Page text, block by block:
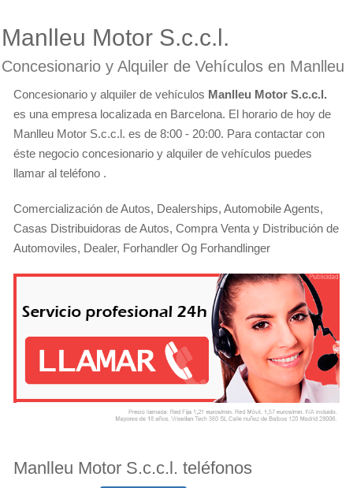
Manlleu Motor S.c.c.l.
Concesionario y Alquiler de Vehículos en Manlleu
Concesionario y alquiler de vehículos Manlleu Motor S.c.c.l.
es una empresa localizada en Barcelona. El horario de hoy de
Manlleu Motor S.c.c.l. es de 8:00 - 20:00. Para contactar con
éste negocio concesionario y alquiler de vehículos puedes
llamar al teléfono .
Comercialización de Autos, Dealerships, Automobile Agents,
Casas Distribuidoras de Autos, Compra Venta y Distribución de
Automoviles, Dealer, Forhandler Og Forhandlinger
Manlleu Motor S.c.c.l. teléfonos